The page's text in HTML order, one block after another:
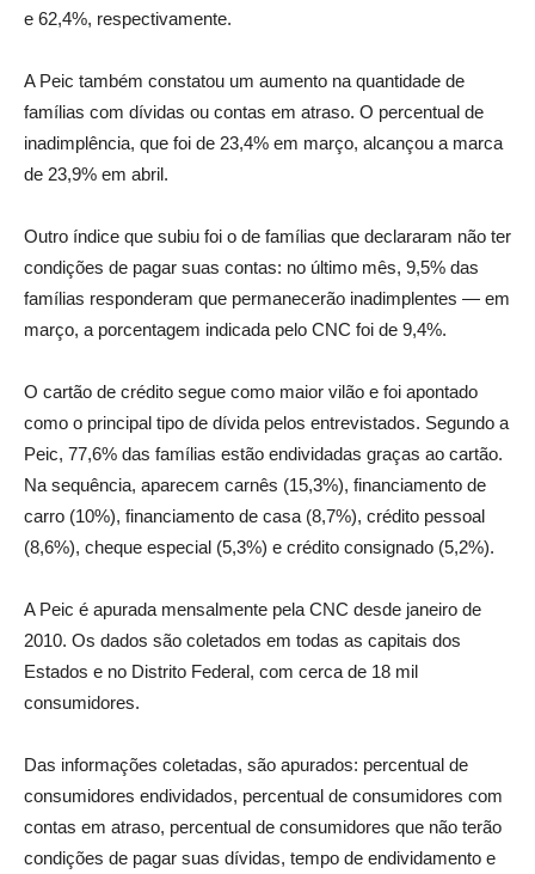
e 62,4%, respectivamente.
A Peic também constatou um aumento na quantidade de
famílias com dívidas ou contas em atraso. O percentual de
inadimplência, que foi de 23,4% em março, alcançou a marca
de 23,9% em abril.
Outro índice que subiu foi o de famílias que declararam não ter
condições de pagar suas contas: no último mês, 9,5% das
famílias responderam que permanecerão inadimplentes — em
março, a porcentagem indicada pelo CNC foi de 9,4%.
O cartão de crédito segue como maior vilão e foi apontado
como o principal tipo de dívida pelos entrevistados. Segundo a
Peic, 77,6% das famílias estão endividadas graças ao cartão.
Na sequência, aparecem carnês (15,3%), financiamento de
carro (10%), financiamento de casa (8,7%), crédito pessoal
(8,6%), cheque especial (5,3%) e crédito consignado (5,2%).
A Peic é apurada mensalmente pela CNC desde janeiro de
2010. Os dados são coletados em todas as capitais dos
Estados e no Distrito Federal, com cerca de 18 mil
consumidores.
Das informações coletadas, são apurados: percentual de
consumidores endividados, percentual de consumidores com
contas em atraso, percentual de consumidores que não terão
condições de pagar suas dívidas, tempo de endividamento e